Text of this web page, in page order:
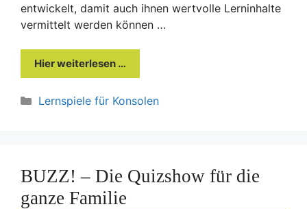
entwickelt, damit auch ihnen wertvolle Lerninhalte
vermittelt werden können …
Hier weiterlesen …
Kategorien
Lernspiele für Konsolen
BUZZ! – Die Quizshow für die
ganze Familie